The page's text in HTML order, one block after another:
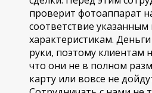
проверит фотоаппарат
соответствие указанным
характеристикам.
руки, поэтому клиентам
что они не в полном
карту или вовсе не